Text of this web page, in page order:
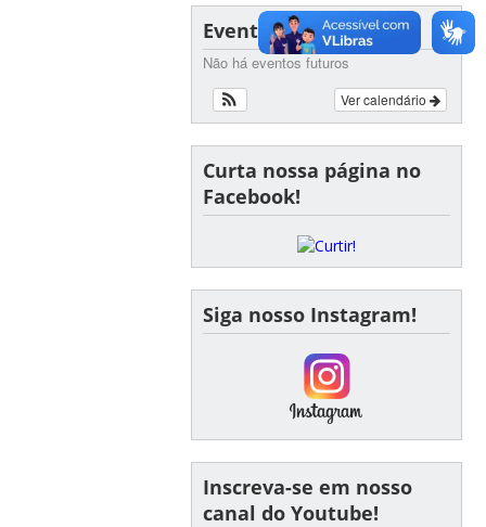
Eventos
Não há eventos futuros
Ver calendário
Curta nossa página no
Facebook!
Siga nosso Instagram!
Inscreva-se em nosso
canal do Youtube!